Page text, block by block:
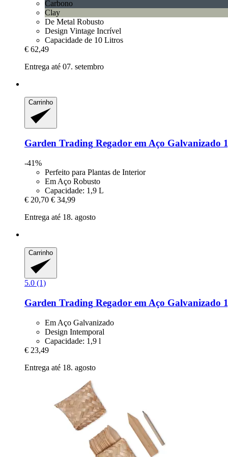
Carbono
Clay
De Metal Robusto
Design Vintage Incrível
Capacidade de 10 Litros
€ 62,49
Entrega até 07. setembro
Carrinho
Garden Trading Regador em Aço Galvanizado
-41%
Perfeito para Plantas de Interior
Em Aço Robusto
Capacidade: 1,9 L
€ 20,70 € 34,99
Entrega até 18. agosto
Carrinho
5.0 (1)
Garden Trading Regador em Aço Galvanizado
Em Aço Galvanizado
Design Intemporal
Capacidade: 1,9 l
€ 23,49
Entrega até 18. agosto